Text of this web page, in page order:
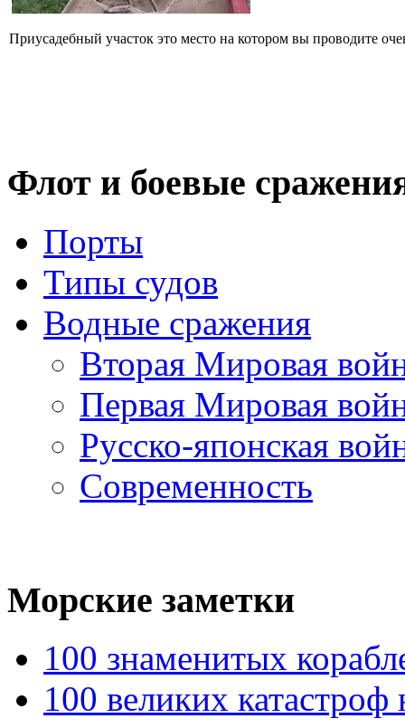
Приусадебный участок это место на котором вы проводите
Флот и боевые
Порты
Типы судов
Водные сражения
Вторая Мировая
Первая Мировая
Русско-японская
Современность
Морские заметки
100 знаменитых
100 великих катастроф